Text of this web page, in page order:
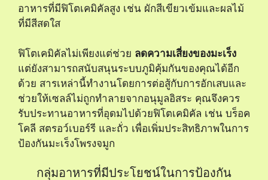
อาหารที่มีฟิโตเคมิคัลสูง เช่น ผักสีเขียวเข้มและผลไม้
ที่มีสีสดใส
ฟิโตเคมิคัลไม่เพียงแต่ช่วย ลดความเสี่ยงของมะเร็ง
แต่ยังสามารถสนับสนุนระบบภูมิคุ้มกันของคุณได้อีก
ด้วย สารเหล่านี้ทำงานโดยการต่อสู้กับการอักเสบและ
ช่วยให้เซลล์ไม่ถูกทำลายจากอนุมูลอิสระ คุณจึงควร
รับประทานอาหารที่อุดมไปด้วยฟิโตเคมิคัล เช่น บร็อค
โคลี สตรอว์เบอร์รี และถั่ว เพื่อเพิ่มประสิทธิภาพในการ
ป้องกันมะเร็งโพรงจมูก
กลุ่มอาหารที่มีประโยชน์ในการป้องกัน